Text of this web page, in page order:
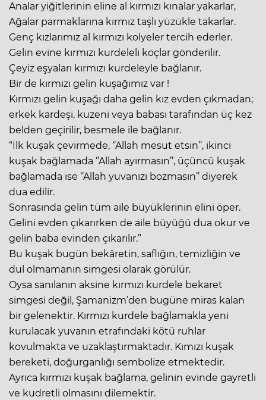
Analar yiğitlerinin eline al kırmızı kınalar yakarlar,
Ağalar parmaklarına kırmız taşlı yüzükle takarlar.
Genç kızlarımız al kırmızı kolyeler tercih ederler.
Gelin evine kırmızı kurdeleli koçlar gönderilir.
Çeyiz eşyaları kırmızı kurdeleyle bağlanır.
Bir de kırmızı gelin kuşağımız var !
Kırmızı gelin kuşağı daha gelin kız evden çıkmadan;
erkek kardeşi, kuzeni veya babası tarafından üç kez
belden geçirilir, besmele ile bağlanır.
“İlk kuşak çevirmede, ‘’Allah mesut etsin’’, ikinci
kuşak bağlamada ‘’Allah ayırmasın’’, üçüncü kuşak
bağlamada ise ‘’Allah yuvanızı bozmasın’’ diyerek
dua edilir.
Sonrasında gelin tüm aile büyüklerinin elini öper.
Gelini evden çıkarırken de aile büyüğü dua okur ve
gelin baba evinden çıkarılır.”
Bu kuşak bugün bekâretin, saflığın, temizliğin ve
dul olmamanın simgesi olarak görülür.
Oysa sanılanın aksine kırmızı kurdele bekaret
simgesi değil, Şamanizm’den bugüne miras kalan
bir gelenektir. Kırmızı kurdele bağlamakla yeni
kurulacak yuvanın etrafındaki kötü ruhlar
kovulmakta ve uzaklaştırmaktadır. Kımızı kuşak
bereketi, doğurganlığı sembolize etmektedir.
Ayrıca kırmızı kuşak bağlama, gelinin evinde gayretli
ve kudretli olmasını dilemektir.